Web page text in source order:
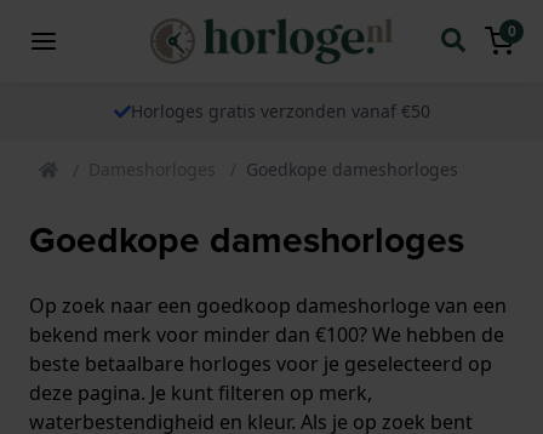
0
Horloges gratis verzonden vanaf €50
Dameshorloges Goedkope dameshorloges
Goedkope dameshorloges
Op zoek naar een goedkoop dameshorloge van een
bekend merk voor minder dan €100? We hebben de
beste betaalbare horloges voor je geselecteerd op
deze pagina. Je kunt filteren op merk,
waterbestendigheid en kleur. Als je op zoek bent